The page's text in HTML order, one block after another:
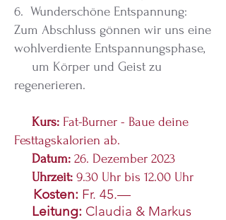
6. Wunderschöne Entspannung:
Zum Abschluss gönnen wir uns eine
wohlverdiente Entspannungsphase,
um Körper und Geist zu
regenerieren.
Kurs: Fat-Burner - Baue deine
Festtagskalorien ab.
Datum: 26. Dezember 2023
Uhrzeit: 9.30 Uhr bis 12.00 Uhr
Kosten: Fr. 45.—
Leitung: Claudia & Markus